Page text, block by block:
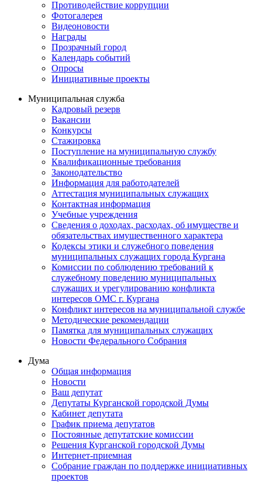
Противодействие коррупции
Фотогалерея
Видеоновости
Награды
Прозрачный город
Календарь событий
Опросы
Инициативные проекты
Муниципальная служба
Кадровый резерв
Вакансии
Конкурсы
Стажировка
Поступление на муниципальную службу
Квалификационные требования
Законодательство
Информация для работодателей
Аттестация муниципальных служащих
Контактная информация
Учебные учреждения
Сведения о доходах, расходах, об имуществе и
обязательствах имущественного характера
Кодексы этики и служебного поведения
муниципальных служащих города Кургана
Комиссии по соблюдению требований к
служебному поведению муниципальных
служащих и урегулированию конфликта
интересов ОМС г. Кургана
Конфликт интересов на муниципальной службе
Методические рекомендации
Памятка для муниципальных служащих
Новости Федерального Cобрания
Дума
Общая информация
Новости
Ваш депутат
Депутаты Курганской городской Думы
Кабинет депутата
График приема депутатов
Постоянные депутатские комиссии
Решения Курганской городской Думы
Интернет-приемная
Собрание граждан по поддержке инициативных
проектов